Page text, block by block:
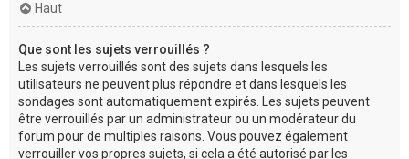
Haut
Que sont les sujets verrouillés ?
Les sujets verrouillés sont des sujets dans lesquels les
utilisateurs ne peuvent plus répondre et dans lesquels les
sondages sont automatiquement expirés. Les sujets peuvent
être verrouillés par un administrateur ou un modérateur du
forum pour de multiples raisons. Vous pouvez également
verrouiller vos propres sujets, si cela a été autorisé par les